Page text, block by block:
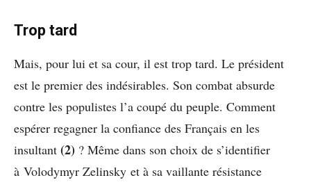
Trop tard
Mais, pour lui et sa cour, il est trop tard. Le président
est le premier des indésirables. Son combat absurde
contre les populistes l’a coupé du peuple. Comment
espérer regagner la confiance des Français en les
insultant (2) ? Même dans son choix de s’identifier
à Volodymyr Zelinsky et à sa vaillante résistance